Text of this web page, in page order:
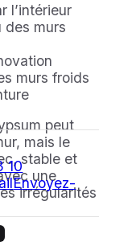
10
Envoyez-
l’intérieur
des murs
murs froids
peut
mais le
stable et
une
irrégularités